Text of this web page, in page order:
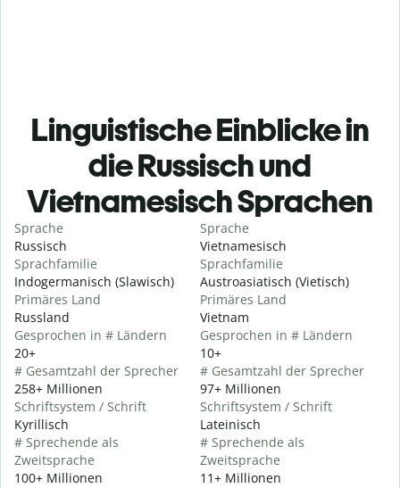
Linguistische Einblicke in
die Russisch und
Vietnamesisch Sprachen
Sprache
Russisch
Sprachfamilie
Indogermanisch (Slawisch)
Primäres Land
Russland
Gesprochen in # Ländern
20+
# Gesamtzahl der Sprecher
258+ Millionen
Schriftsystem / Schrift
Kyrillisch
# Sprechende als
Zweitsprache
100+ Millionen
Sprache
Vietnamesisch
Sprachfamilie
Austroasiatisch (Vietisch)
Primäres Land
Vietnam
Gesprochen in # Ländern
10+
# Gesamtzahl der Sprecher
97+ Millionen
Schriftsystem / Schrift
Lateinisch
# Sprechende als
Zweitsprache
11+ Millionen